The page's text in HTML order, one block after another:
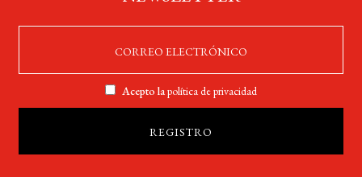
Acepto lapolítica de privacidad